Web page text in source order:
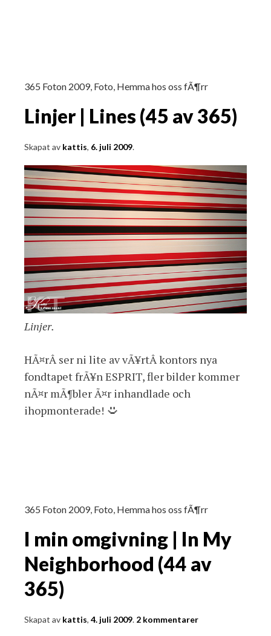
365 Foton 2009, Foto Hemma hos oss fÃ¶rr
Linjer | Lines (45 av 365)
Skapat av kattis, 6. juli 2009.
Linjer.
HÃ¤rÂ ser ni lite av vÃ¥rtÂ kontors nya
fondtapet frÃ¥n ESPRIT, fler bilder kommer
nÃ¤r mÃ¶bler Ã¤r inhandlade och
ihopmonterade!
365 Foton 2009, Foto Hemma hos oss fÃ¶rr
I min omgivning | In My
Neighborhood (44 av
365)
Skapat av kattis, 4. juli 2009. 2 kommentarer